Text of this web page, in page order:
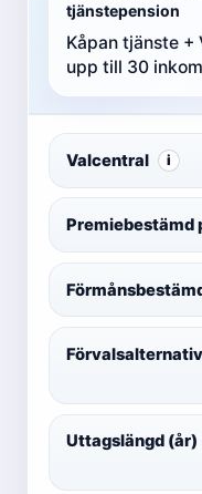
tjänstepension
Kåpan tjänste +
upp till 30
Valcentral i
Premiebestämd
Uttagslängd (år)